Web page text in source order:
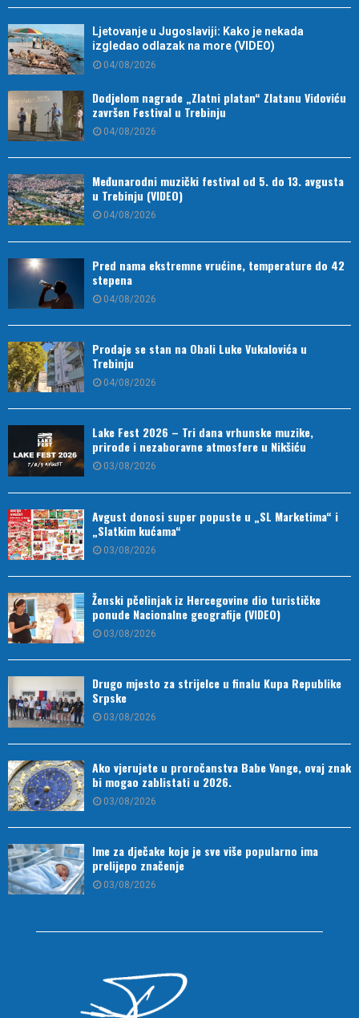
Ljetovanje u Jugoslaviji: Kako je nekada
izgledao odlazak na more (VIDEO)
04/08/2026
Dodjelom nagrade „Zlatni platan“ Zlatanu Vidoviću
završen Festival u Trebinju
04/08/2026
Međunarodni muzički festival od 5. do 13. avgusta
u Trebinju (VIDEO)
04/08/2026
Pred nama ekstremne vrućine, temperature do 42
stepena
04/08/2026
Prodaje se stan na Obali Luke Vukalovića u
Trebinju
04/08/2026
Lake Fest 2026 – Tri dana vrhunske muzike,
prirode i nezaboravne atmosfere u Nikšiću
03/08/2026
Avgust donosi super popuste u „SL Marketima“ i
„Slatkim kućama“
03/08/2026
Ženski pčelinjak iz Hercegovine dio turističke
ponude Nacionalne geografije (VIDEO)
03/08/2026
Drugo mjesto za strijelce u finalu Kupa Republike
Srpske
03/08/2026
Ako vjerujete u proročanstva Babe Vange, ovaj znak
bi mogao zablistati u 2026.
03/08/2026
Ime za dječake koje je sve više popularno ima
prelijepo značenje
03/08/2026